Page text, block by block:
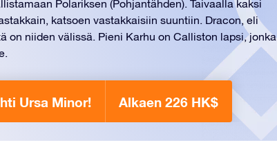
Polariksen (Pohjantähden). Taivaalla kaksi
katsoen vastakkaisiin suuntiin. Dracon, eli
on niiden välissä. Pieni Karhu on Calliston lapsi, jonka
Ursa Minor! Alkaen 226 HK$